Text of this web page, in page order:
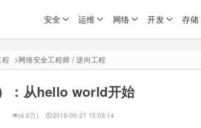
安全 运维 网络 开发 存储
>网络安全工程师 / 逆向工程
：从hello world开始
(4.6万) 2016-09-27 15:09:14